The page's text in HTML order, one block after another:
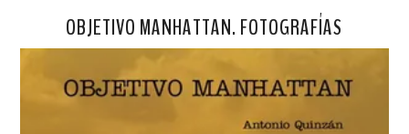
OBJETIVO MANHATTAN. FOTOGRAFÍAS